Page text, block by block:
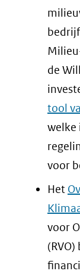
de
tool
welke
voor
Het
voor